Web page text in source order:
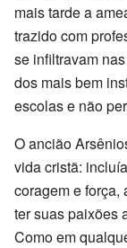
mais tarde a
trazido com
se infiltravam
dos mais bem
escolas e não
O ancião
vida cristã:
coragem e força,
ter suas paixões
Como em